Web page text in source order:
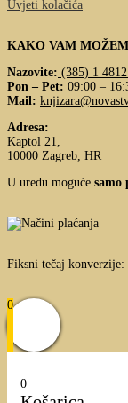
Uvjeti kolačića
KAKO VAM
Nazovite: (385) 1
Pon – Pet: 09:00 –
Mail:
Adresa:
Kaptol 21,
10000 Zagreb, HR
U uredu moguće samo
Fiksni tečaj
0
0